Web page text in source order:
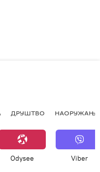
ДРУШТВО НАОРУЖАЊЕ
Odysee Viber